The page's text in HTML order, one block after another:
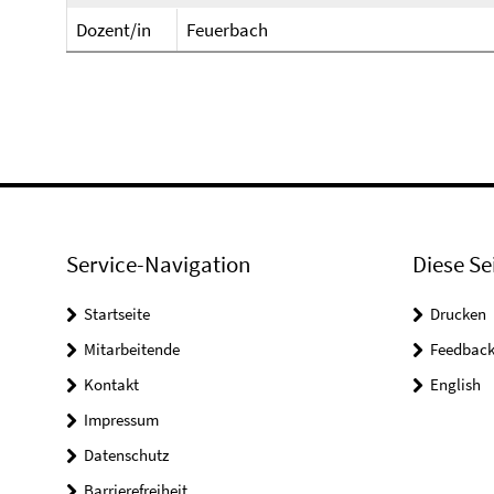
Dozent/in
Feuerbach
Service-Navigation
Startseite
Mitarbeitende
Kontakt
Impressum
Datenschutz
Barrierefreiheit
Diese
Drucken
Feedback
English